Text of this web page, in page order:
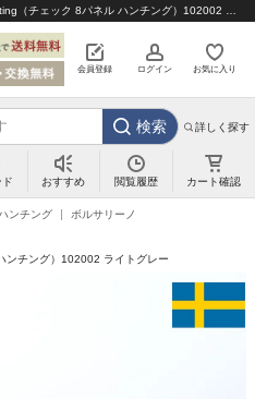
会員登録 ログイン お気に入り
検索 詳しく探す
ド おすすめ 閲覧履歴 カート確認
ンチング ボルサリーノ
チング）102002 ライトグレー